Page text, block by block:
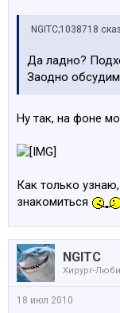
NGITC;1038718
Да ладно?
Заодно
Ну так, на фоне
Как только
знакомиться
NGITC
Хирург-
18 июл 2010